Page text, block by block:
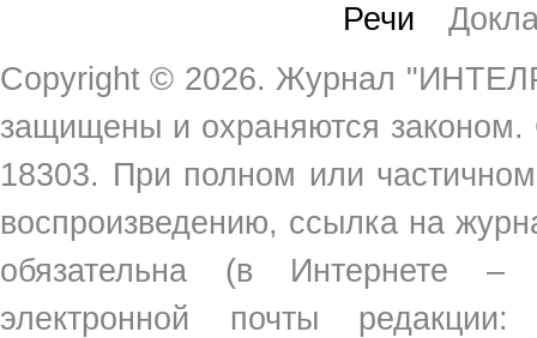
Речи
Copyright © 2026. Журнал
защищены и охраняются
18303. При полном или
воспроизведению, ссылка на
обязательна (в Интернете
электронной почты